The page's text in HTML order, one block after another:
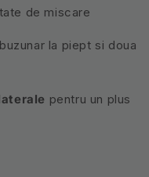
de miscare
la piept si doua
pentru un plus